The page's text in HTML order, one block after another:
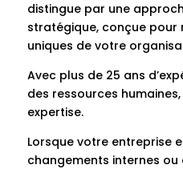
distingue par une
stratégique, conçue pour
uniques de votre
Avec plus de 25 ans
des ressources
expertise.
Lorsque votre entreprise
changements internes